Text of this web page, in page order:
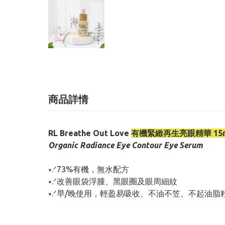
商品詳情
RL Breathe Out Love 有機緊緻再生亮眼精華
Organic Radiance Eye Contour Eye Serum
⭑.ᐟ73%有機，無水配方
⭑.ᐟ改善眼袋浮腫、黑眼圈及眼周細紋
⭑.ᐟ早/晚使用，輕盈易吸收、不油不笠、不起油脂